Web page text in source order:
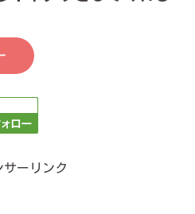
サーリンク